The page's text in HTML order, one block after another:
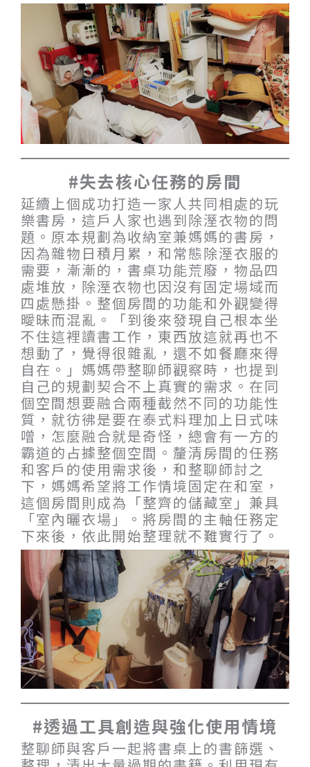
#失去核心任務的房間
延續上個成功打造一家人共同相處的玩
樂書房，這戶人家也遇到除溼衣物的問
題。原本規劃為收納室兼媽媽的書房，
因為雜物日積月累，和常態除溼衣服的
需要，漸漸的，書桌功能荒廢，物品四
處堆放，除溼衣物也因沒有固定場域而
四處懸掛。整個房間的功能和外觀變得
曖昧而混亂。「到後來發現自己根本坐
不住這裡讀書工作，東西放這就再也不
想動了，覺得很雜亂，還不如餐廳來得
自在。」媽媽帶整聊師觀察時，也提到
自己的規劃契合不上真實的需求。在同
個空間想要融合兩種截然不同的功能性
質，就彷彿是要在泰式料理加上日式味
噌，怎麼融合就是奇怪，總會有一方的
霸道的占據整個空間。釐清房間的任務
和客戶的使用需求後，和整聊師討之
下，媽媽希望將工作情境固定在和室，
這個房間則成為「整齊的儲藏室」兼具
「室內曬衣場」。將房間的主軸任務定
下來後，依此開始整理就不難實行了。
#透過工具創造與強化使用情境
整聊師與客戶一起將書桌上的書篩選、